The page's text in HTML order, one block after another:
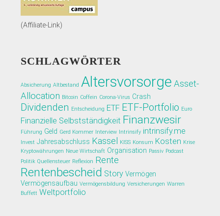
(Affiliate-Link)
SCHLAGWÖRTER
Absicherung Altbestand Altersvorsorge Asset-
Allocation Bitcoin Coffein Corona-Virus Crash
Dividenden Entscheidung ETF ETF-Portfolio Euro
Finanzielle Selbstständigkeit Finanzwesir
Führung Geld Gerd Kommer Interview Intrinsify intrinsify.me
Invest Jahresabschluss Kassel KISS Konsum Kosten Krise
Kryptowährungen Neue Wirtschaft Organisation Passiv Podcast
Politik Quellensteuer Reflexion Rente
Rentenbescheid Story Vermögen
Vermögensaufbau Vermögensbildung Versicherungen Warren
Buffett Weltportfolio